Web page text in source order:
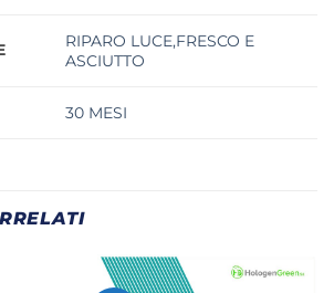
RIPARO LUCE,FRESCO E
ASCIUTTO
30 MESI